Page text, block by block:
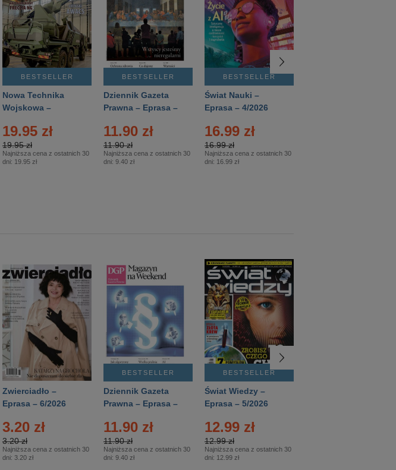
BESTSELLER
Nowa Technika
Wojskowa –
19.95 zł
19.95 zł
Najniższa cena z ostatnich 30
dni: 19.95 zł
BESTSELLER
Dziennik Gazeta
Prawna – Eprasa –
11.90 zł
11.90 zł
Najniższa cena z ostatnich 30
dni: 9.40 zł
BESTSELLER
Świat Nauki –
Eprasa – 4/2026
16.99 zł
16.99 zł
Najniższa cena z ostatnich 30
dni: 16.99 zł
Zwierciadło –
Eprasa – 6/2026
3.20 zł
3.20 zł
Najniższa cena z ostatnich 30
dni: 3.20 zł
BESTSELLER
Dziennik Gazeta
Prawna – Eprasa –
11.90 zł
11.90 zł
Najniższa cena z ostatnich 30
dni: 9.40 zł
BESTSELLER
Świat Wiedzy –
Eprasa – 5/2026
12.99 zł
12.99 zł
Najniższa cena z ostatnich 30
dni: 12.99 zł